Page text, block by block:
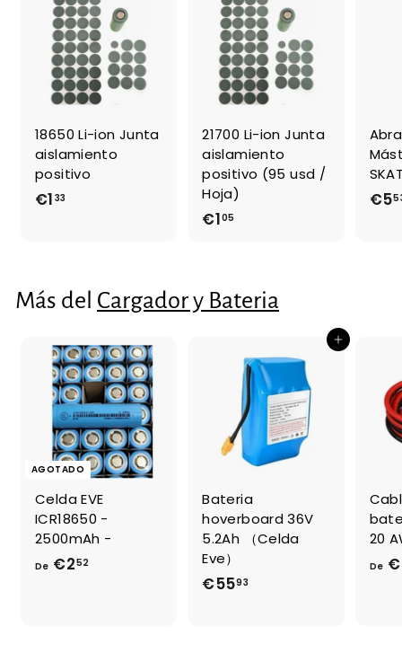
18650 Li-ion Junta
aislamiento
positivo
€1 33
3
21700 Li-ion Junta
aislamiento
positivo (95 usd /
Hoja)
€105
5
€5
Más del Cargador y Bateria
AGOTADO
Celda EVE
ICR18650 -
2500mAh -
De €252
Agregar al carrito
Bateria
hoverboard 36V
5.2Ah （Celda
Eve）
€5593
20
De